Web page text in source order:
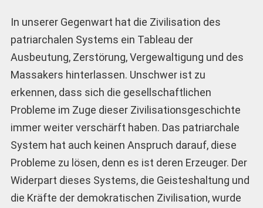
In unserer Gegenwart hat die Zivilisation des
patriarchalen Systems ein Tableau der
Ausbeutung, Zerstörung, Vergewaltigung und des
Massakers hinterlassen. Unschwer ist zu
erkennen, dass sich die gesellschaftlichen
Probleme im Zuge dieser Zivilisationsgeschichte
immer weiter verschärft haben. Das patriarchale
System hat auch keinen Anspruch darauf, diese
Probleme zu lösen, denn es ist deren Erzeuger. Der
Widerpart dieses Systems, die Geisteshaltung und
die Kräfte der demokratischen Zivilisation, wurde